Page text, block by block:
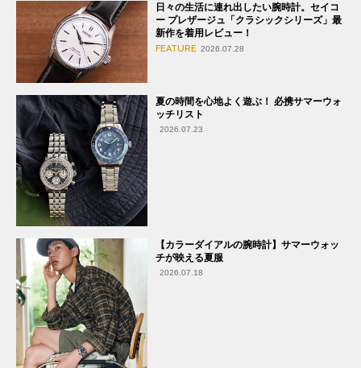
日々の生活に連れ出したい腕時計。セイコ
ー プレザージュ「クラシックシリーズ」最
新作を着用レビュー！
FEATURE 2026.07.28
夏の時間を心地よく遊ぶ！ 必携サマーウォ
ッチリスト
2026.07.23
【カラーダイアルの腕時計】サマーウォッ
チが映える夏服
2026.07.18